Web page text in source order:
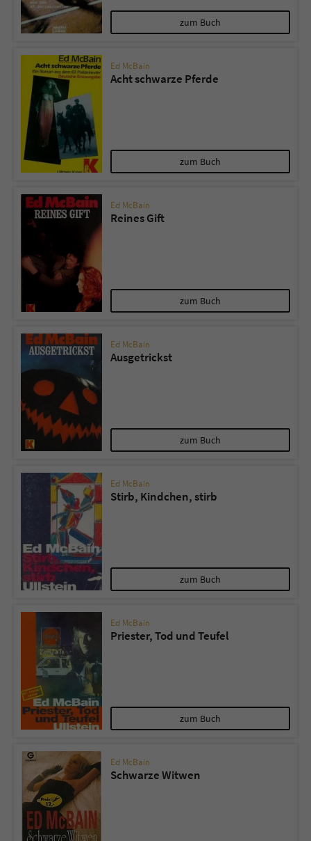
zum Buch
Ed McBain
Acht schwarze Pferde
zum Buch
Ed McBain
Reines Gift
zum Buch
Ed McBain
Ausgetrickst
zum Buch
Ed McBain
Stirb, Kindchen, stirb
zum Buch
Ed McBain
Priester, Tod und Teufel
zum Buch
Ed McBain
Schwarze Witwen